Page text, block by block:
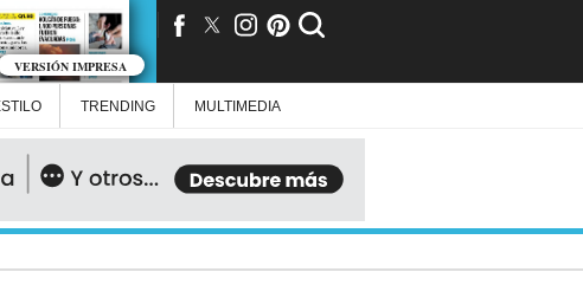
VERSIÓN IMPRESA
TRENDING MULTIMEDIA